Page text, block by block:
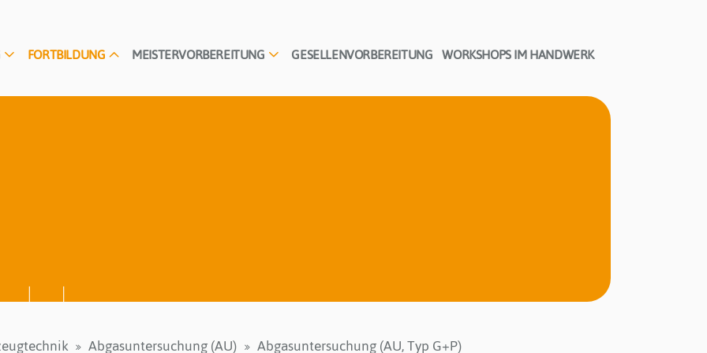
FORTBILDUNG MEISTERVORBEREITUNG GESELLENVORBEREITUNG WORKSHOPS IM HANDWERK
Abgasuntersuchung (AU)
Abgasuntersuchung (AU, Typ G+P)